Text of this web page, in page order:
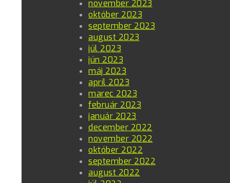
november 2023
október 2023
september 2023
august 2023
júl 2023
jún 2023
máj 2023
apríl 2023
marec 2023
február 2023
január 2023
december 2022
november 2022
október 2022
september 2022
august 2022